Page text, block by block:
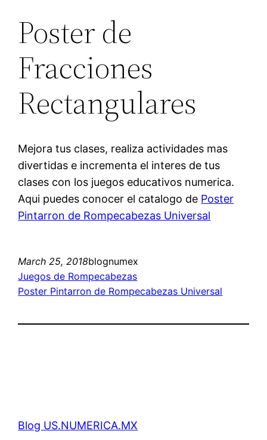
Poster de
Fracciones
Rectangulares
Mejora tus clases, realiza actividades mas
divertidas e incrementa el interes de tus
clases con los juegos educativos numerica.
Aqui puedes conocer el catalogo de Poster
Pintarron de Rompecabezas Universal
March 25, 2018blognumex
Juegos de Rompecabezas
Poster Pintarron de Rompecabezas Universal
Blog US.NUMERICA.MX